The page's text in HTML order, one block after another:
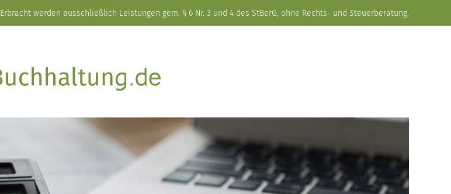
Erbracht werden ausschließlich Leistungen gem. § 6 Nr. 3 und 4 des StBerG, ohne Rechts- und Steuerberatung.